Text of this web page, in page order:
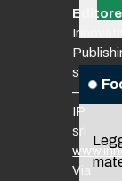
srl
–
IP
srl
Via